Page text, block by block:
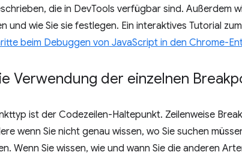
die in DevTools verfügbar sind. Außerdem
und wie Sie sie festlegen. Ein interaktives Tutorial
beim Debuggen von JavaScript in den Chrome-
Verwendung der einzelnen
ist der Codezeilen-Haltepunkt. Zeilenweise
wenn Sie nicht genau wissen, wo Sie suchen
Wenn Sie wissen, wie und wann Sie die anderen